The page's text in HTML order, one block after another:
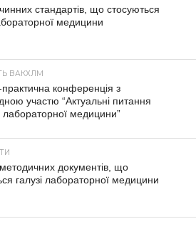
стандартів, що стосуються
медицини
ВАКХЛМ
конференція з
участю “Актуальні питання
лабораторної медицини”
документів, що
галузі лабораторної медицини